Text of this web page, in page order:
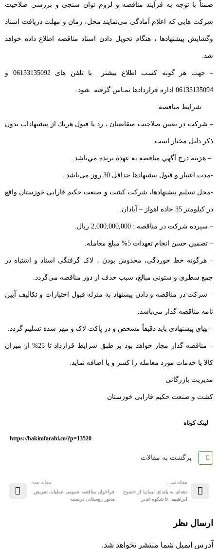
ضمناً با توجه به فرآیند مناقصه و لزوم توان سنجی و بررسی صلاحیت
شرکت هایی که اعلام آمادگی می‌نمایند محل، زمان و مهلت دریافت اسناد
وگشایش پیشنهادها ، هنگام تحویل دادن اسناد مناقصه اطلاع داده خواهد
شد.
– جهت هر گونه کسب اطلاع بیشتر با تلفن های 06133135092 و
06133135094 اداره قراردادها تمـاس گرفته شود.
شرایط مناقصه:
– شركت در تعیین صلاحیت متقاضیان ، رد يا قبول هريك از پيشنهادات بدون
ذکر دلیل مختار است.
– هزينه درج آگهي مناقصه به عهده برنده مي‌باشد.
-مدت اعتبار و قبول پیشنهادها حداقل 30 روز می‌باشد.
-محل تسلیم پیشنهادها، شرکت کشت و صنعت حکیم فارابی خوزستان واقع
در کیلومتر 35 جاده اهواز – آبادان.
– سپرده شرکت در مناقصه : 2,000,000,000 ریال.
– تضمین حسن انجام تعهدات 5% مبلغ معامله.
– هرگونه خط خوردگی، مخدوش بودن ، لاک گرفتگی اسناد و اشتباه در
جمع سطری و ستونی مبالغ، سبب حذف از دور مناقصه می‌گردد.
– شرکت در مناقصه و دادن پیشنهاد به منزله قبول اختیارات و تکالیف آیین
نامه مناقصه گذار می‌باشد.
– بهای پیشنهادی باید دقیقاً مشخص و در پاکت لاک و مهر شده تسلیم گردد.
– مناقصه گذار مجاز خواهد بود بر طبق شرایط قرارداد تا 25% از میزان
کالا یا خدمات مورد معامله را کسر و یا اضافه نماید.
مدیریت بازرگانی
کشت و صنعت حکیم فارابی خوزستان
لینک کوتاه
https://hakimfarabi.co/?p=13520
برگشت به مقالات
مقاله قبلی:
دهه‌ای به بلندای ایمان؛ از خضوع
ابراهیمی تا شکوه غدیر
:مقاله بعدی
فراخوان مناقصه عمومی عملیات تعریض
محور روستایی دریسیه
ارسال نظر
آدرس ایمیل شما منتشر نخواهد شد.